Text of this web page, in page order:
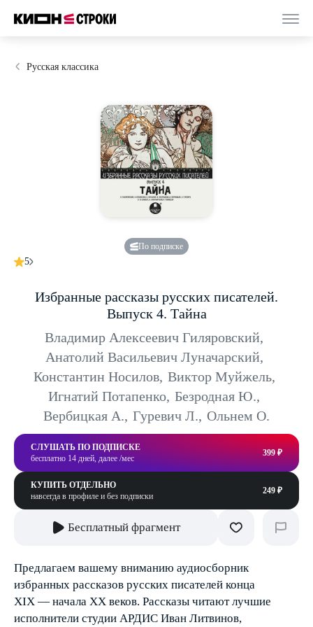
Русская классика
По подписке
5
Избранные рассказы русских писателей.
Выпуск 4. Тайна
Владимир Алексеевич Гиляровский,
Анатолий Васильевич Луначарский,
Константин Носилов, Виктор Муйжель,
Игнатий Потапенко, Безродная Ю.,
Вербицкая А., Гуревич Л., Ольнем О.
СЛУШАТЬ ПО ПОДПИСКЕ
бесплатно 14 дней, далее /мес
399 ₽
КУПИТЬ ОТДЕЛЬНО
навсегда в профиле и без подписки
249 ₽
Бесплатный фрагмент
Предлагаем вашему вниманию аудиосборник
избранных рассказов русских писателей конца
XIX — начала XX веков. Рассказы читают лучшие
исполнители студии АРДИС Иван Литвинов,